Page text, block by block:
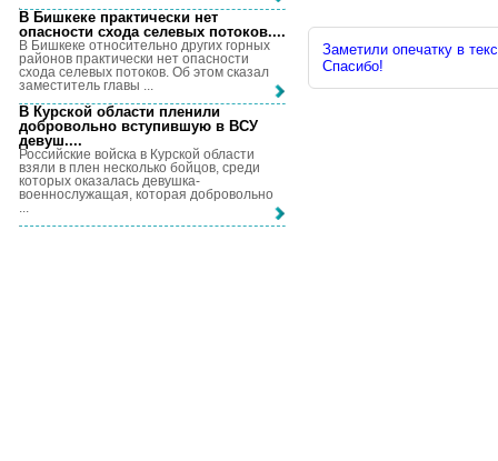
Заметили опечатку в
Спасибо!
В Бишкеке практически нет
опасности схода селевых потоков....
В Бишкеке относительно других горных
районов практически нет опасности
схода селевых потоков. Об этом сказал
заместитель главы ...
В Курской области пленили
добровольно вступившую в ВСУ
девуш....
Российские войска в Курской области
взяли в плен несколько бойцов, среди
которых оказалась девушка-
военнослужащая, которая добровольно
...